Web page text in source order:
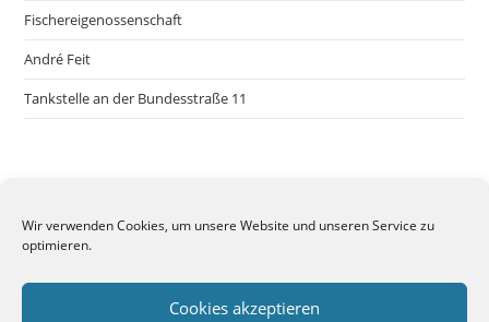
Wir verwenden Cookies, um unsere Website und unseren Service zu
optimieren.
Cookies akzeptieren
Fischereigenossenschaft
André Feit
Tankstelle an der Bundesstraße 11